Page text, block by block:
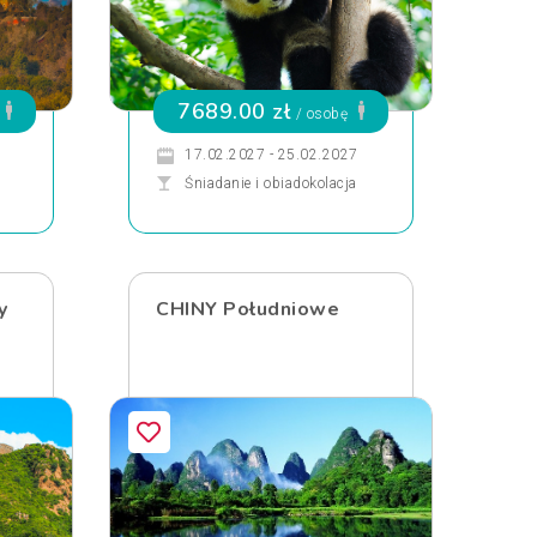
7689.00 zł / osobę
17.02.2027 - 25.02.2027
Śniadanie i obiadokolacja
CHINY Południowe